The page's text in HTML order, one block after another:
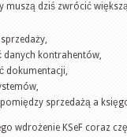
muszą dziś zwrócić
danych kontrahentów,
dokumentacji,
sprzedażą a
wdrożenie KSeF coraz